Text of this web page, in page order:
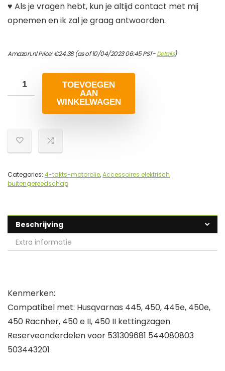
♥ Als je vragen hebt, kun je altijd contact met mij
opnemen en ik zal je graag antwoorden.
Amazon.nl Price:€24.38(as of 10/04/2023 06:45 PST-Details)
TOEVOEGEN
AAN
WINKELWAGEN
Categories: 4-takts-motorolie,Accessoires elektrisch
buitengereedschap
Beschrijving
Extra informatie
Kenmerken:
Compatibel met: Husqvarnas 445, 450, 445e, 450e,
450 Racnher, 450 e II, 450 II kettingzagen
Reserveonderdelen voor 531309681 544080803
503443201